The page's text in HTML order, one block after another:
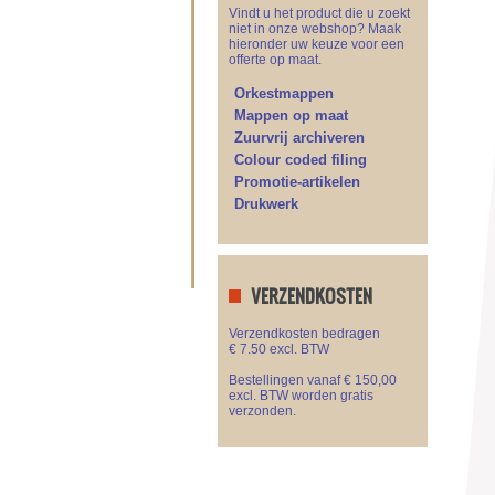
Vindt u het product die u zoekt
niet in onze webshop? Maak
hieronder uw keuze voor een
offerte op maat.
Orkestmappen
Mappen op maat
Zuurvrij archiveren
Colour coded filing
Promotie-artikelen
Drukwerk
VERZENDKOSTEN
Verzendkosten bedragen
€ 7.50 excl. BTW
Bestellingen vanaf € 150,00
excl. BTW worden gratis
verzonden.